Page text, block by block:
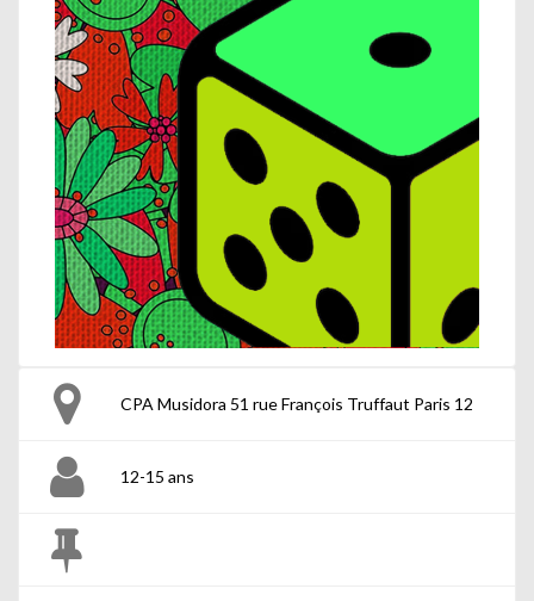
CPA Musidora 51 rue François Truffaut Paris 12
12-15 ans